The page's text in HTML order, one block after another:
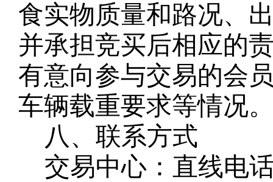
食实物质量和路况、
并承担竞买后相应的
有意向参与交易的会
车辆载重要求等情况
八、联系方式
交易中心：直线电